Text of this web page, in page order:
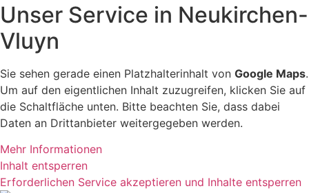
Unser Service in Neukirchen-
Vluyn
Sie sehen gerade einen Platzhalterinhalt von Google Maps.
Um auf den eigentlichen Inhalt zuzugreifen, klicken Sie auf
die Schaltfläche unten. Bitte beachten Sie, dass dabei
Daten an Drittanbieter weitergegeben werden.
Mehr Informationen
Inhalt entsperren
Erforderlichen Service akzeptieren und Inhalte entsperren